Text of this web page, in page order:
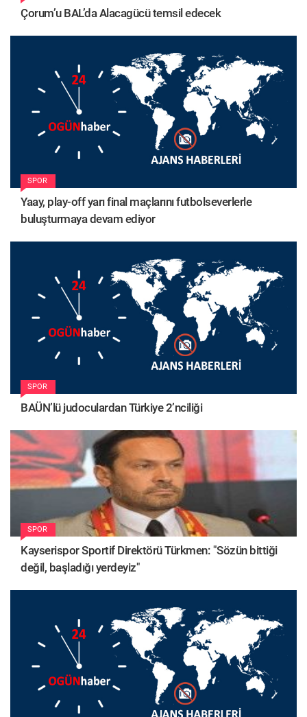
Çorum’u BAL’da Alacagücü temsil edecek
SPOR
Yaay, play-off yarı final maçlarını futbolseverlerle
buluşturmaya devam ediyor
SPOR
BAÜN’lü judoculardan Türkiye 2’nciliği
SPOR
Kayserispor Sportif Direktörü Türkmen: "Sözün bittiği
değil, başladığı yerdeyiz"